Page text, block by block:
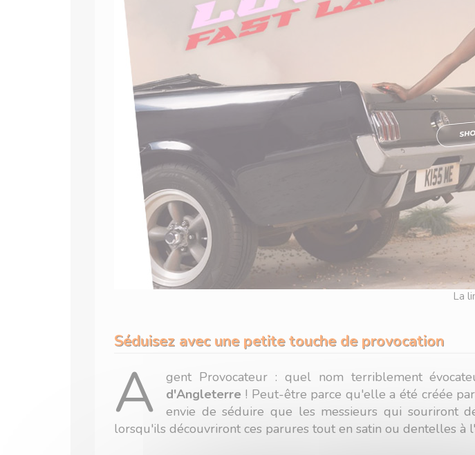
La
Séduisez avec une petite touche de provocation
A gent Provocateur : quel nom terriblement
d'Angleterre ! Peut-être parce qu'elle a été créée
envie de séduire que les messieurs qui souriront
lorsqu'ils découvriront ces parures tout en satin ou dentelles à